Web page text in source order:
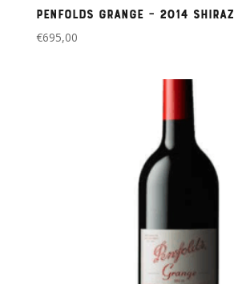
Penfolds Grange – 2014 Shiraz
€695,00